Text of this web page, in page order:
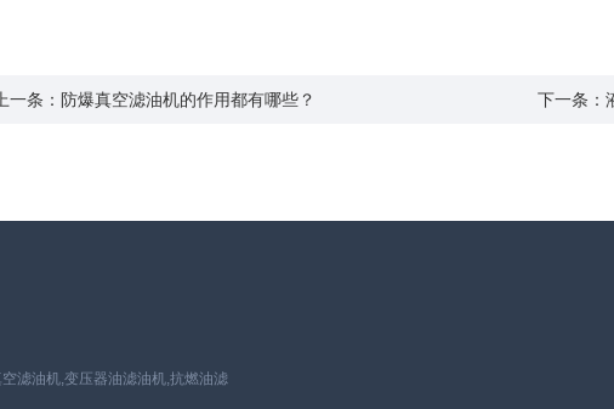
上一条：防爆真空滤油机的作用都有哪些？ 下一条：
滤油机,变压器油滤油机,抗燃油滤